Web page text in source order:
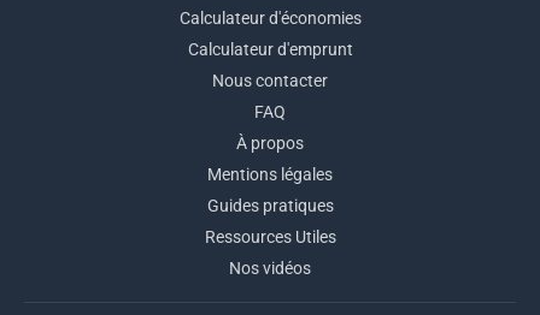
Calculateur d'économies
Calculateur d'emprunt
Nous contacter
FAQ
À propos
Mentions légales
Guides pratiques
Ressources Utiles
Nos vidéos